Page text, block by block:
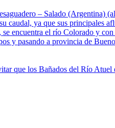
– Salado (Argentina)
caudal, ya que sus principales
encuentra el río Colorado y
y pasando a provincia de
que los Bañados del Río Atuel